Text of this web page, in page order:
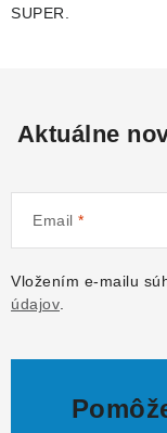
SUPER.
Aktuálne
Email
Vložením e-mailu
údajov